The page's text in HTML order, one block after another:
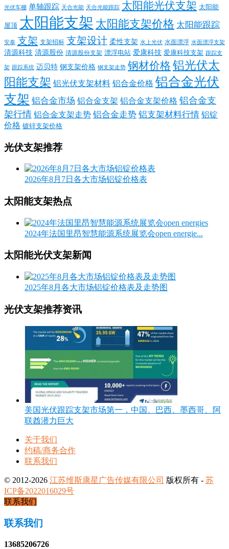
光伏车棚 单轴跟踪 天合光能 天合光能跟踪 太阳能光伏支架 太阳能
屋顶 太阳能支架 太阳能支架价格 太阳能跟踪
安泰 支架 支架招标 支架设计 柔性支架 水上光伏 水面漂浮 水面漂浮支架
清源科技 清源股份 清源股份支架 漂浮电站 爱康科技 爱康科技支架 跟踪支
架 跟踪系统 迈贝特 钢支架价格 钢支架走势 钢材价格 铝光伏太
阳能支架 铝光伏支架材料 铝合金价格 铝合金光伏
支架 铝合金市场 铝合金支架 铝合金支架价格 铝合金支
架行情 铝合金支架走势 铝合金走势 铝支架材料行情 铝锭
价格 镀锌支架价格
光伏支架推荐
2026年8月7日各大市场铝锭价格表
太阳能支架热点
2024年法国里昂智慧能源系统展览会open energie...
太阳能光伏支架新闻
2025年8月各大市场铝锭价格表及走势图
光伏支架推荐资讯
美国光伏跟踪支架市场第一，中国、巴西、墨西哥、阿
联酋潜力巨大
关于我们
约稿/商务合作
联系我们
© 2012-2026 江苏维斯康星广告传媒有限公司 版权所有 - 苏
ICP备2022016029号
联系我们
联系我们
13685206726